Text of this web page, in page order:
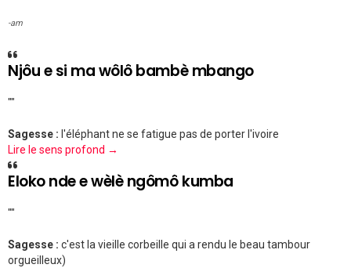
-am
Njôu e si ma wôlô bambè mbango
""
Sagesse : l'éléphant ne se fatigue pas de porter l'ivoire
Lire le sens profond →
Eloko nde e wèlè ngômô kumba
""
Sagesse : c'est la vieille corbeille qui a rendu le beau tambour
orgueilleux)